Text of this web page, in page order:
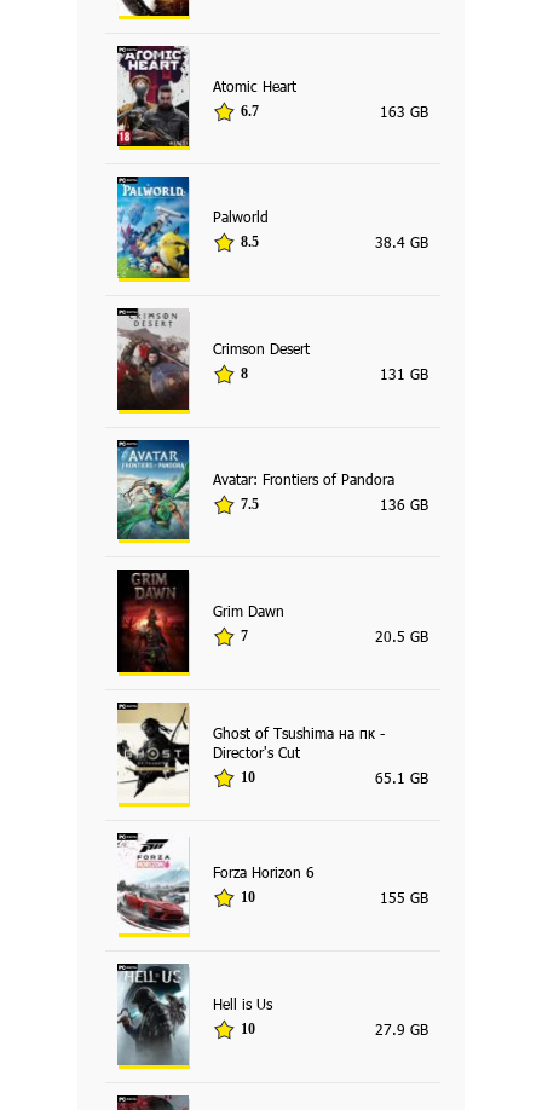
Atomic Heart
6.7 163 GB
Palworld
8.5 38.4 GB
Crimson Desert
8 131 GB
Avatar: Frontiers of Pandora
7.5 136 GB
Grim Dawn
7 20.5 GB
Ghost of Tsushima на пк -
Director's Cut
10 65.1 GB
Forza Horizon 6
10 155 GB
Hell is Us
10 27.9 GB